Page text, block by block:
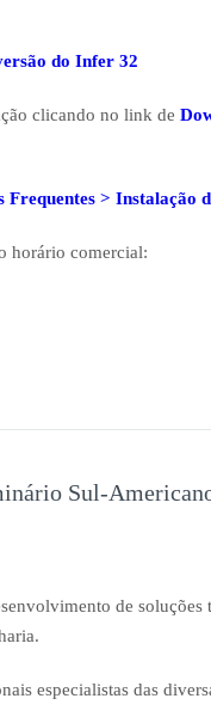
do Infer 32
clicando no link de
Frequentes > Instalação
horário comercial:
Sul-
de
especialistas das